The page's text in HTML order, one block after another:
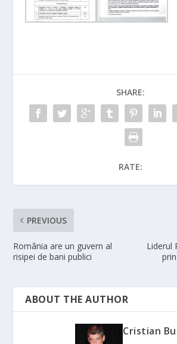
SHARE:
RATE:
PREVIOUS
România are un guvern al
risipei de bani publici
Liderul
ABOUT THE AUTHOR
Cristian